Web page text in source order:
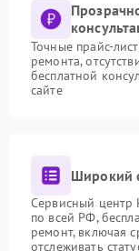
Точные прайс-
ремонта,
бесплатной
сайте
Широкий
Сервисный центр
по всей РФ,
ремонт, включая
отслеживать